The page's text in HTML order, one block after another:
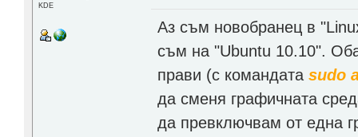
KDE
Аз съм новобранец в
съм на "Ubuntu 10.10".
прави (с командатаsudo
да сменя графичната
да превключвам от една